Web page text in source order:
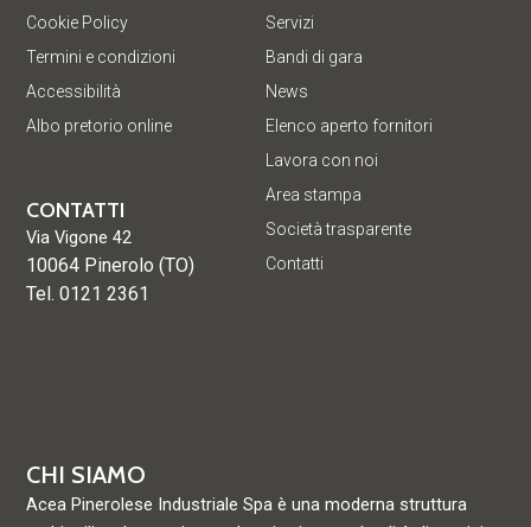
CHI SIAMO
Acea Pinerolese Industriale Spa è una moderna struttura
Servizi
Bandi di gara
News
Elenco aperto fornitori
Lavora con noi
Area stampa
Società trasparente
Contatti
Cookie Policy
Termini e condizioni
Accessibilità
Albo pretorio online
CONTATTI
Via Vigone 42
10064 Pinerolo (TO)
Tel. 0121 2361